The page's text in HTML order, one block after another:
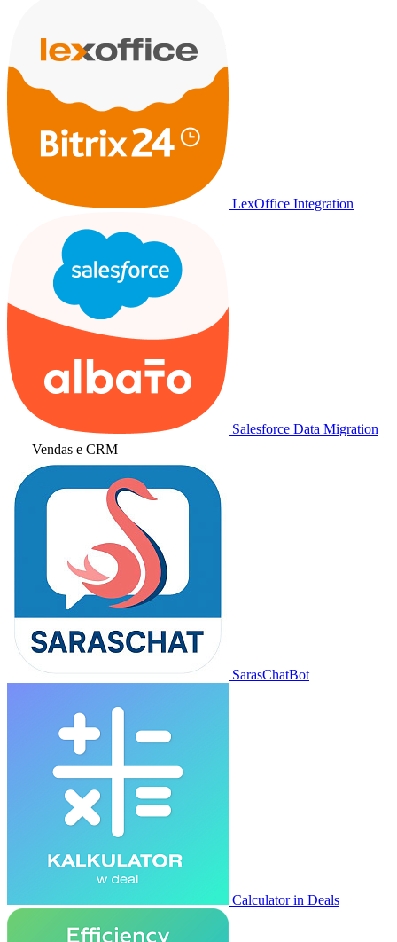
LexOffice Integration
Salesforce Data Migration
Vendas e CRM
SarasChatBot
Calculator in Deals